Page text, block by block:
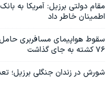
مقام دولتی برزیل: آمریکا به
اطمینان خاطر داد
سقوط هواپیمای مسافربری حامل
۷۶ کشته به جای گذاشت
شورش در زندان جنگلی برزیل؛ تعداد